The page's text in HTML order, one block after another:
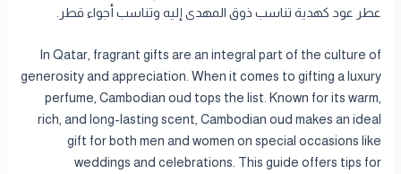
عطر عود كهدية تناسب ذوق المهدى إليه وتناسب أجواء قطر.
In Qatar, fragrant gifts are an integral part of the culture of
generosity and appreciation. When it comes to gifting a luxury
perfume, Cambodian oud tops the list. Known for its warm,
rich, and long-lasting scent, Cambodian oud makes an ideal
gift for both men and women on special occasions like
weddings and celebrations. This guide offers tips for